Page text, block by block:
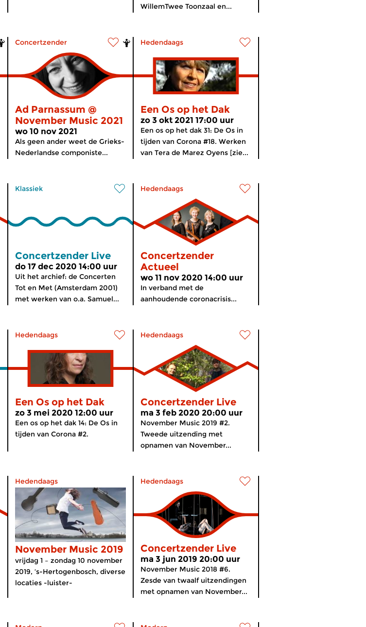
WillemTwee Toonzaal en...
Concertzender
Ad Parnassum @
November Music 2021
wo 10 nov 2021
Als geen ander weet de Grieks-
Nederlandse componiste...
Hedendaags
Een Os op het Dak
zo 3 okt 2021 17:00 uur
Een os op het dak 31: De Os in
tijden van Corona #18. Werken
van Tera de Marez Oyens [zie...
Klassiek
Concertzender Live
do 17 dec 2020 14:00 uur
Uit het archief: de Concerten
Tot en Met (Amsterdam 2001)
met werken van o.a. Samuel...
Hedendaags
Concertzender
Actueel
wo 11 nov 2020 14:00 uur
In verband met de
aanhoudende coronacrisis...
Hedendaags
Een Os op het Dak
zo 3 mei 2020 12:00 uur
Een os op het dak 14: De Os in
tijden van Corona #2.
Hedendaags
Concertzender Live
ma 3 feb 2020 20:00 uur
November Music 2019 #2.
Tweede uitzending met
opnamen van November...
Hedendaags
November Music 2019
vrijdag 1 – zondag 10 november
2019, ‘s-Hertogenbosch, diverse
locaties -luister-
Hedendaags
Concertzender Live
ma 3 jun 2019 20:00 uur
November Music 2018 #6.
Zesde van twaalf uitzendingen
met opnamen van November...